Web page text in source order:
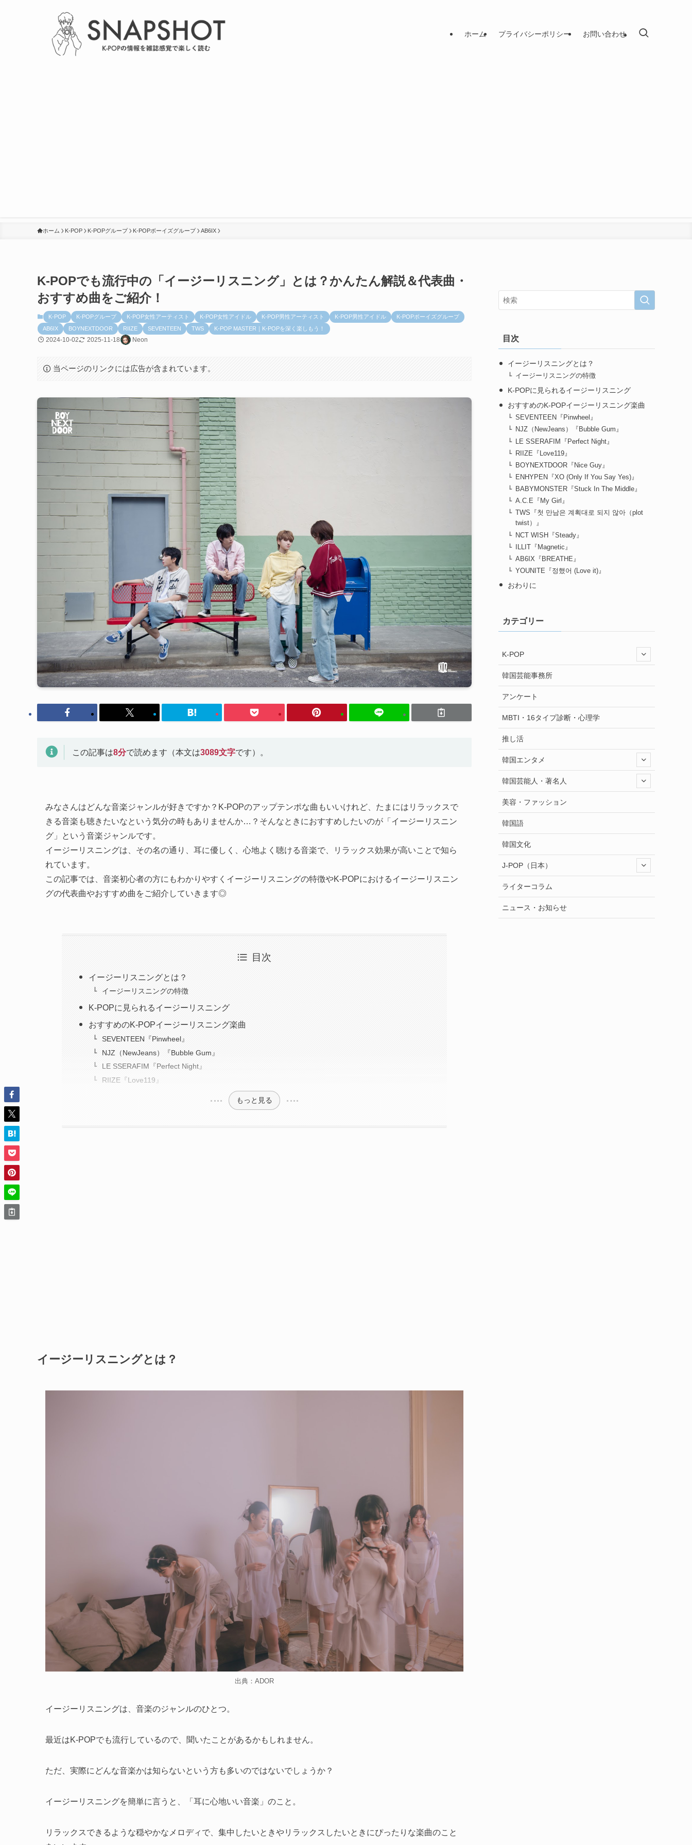
ホーム プライバシーポリシー お問い合わせ
ホーム K-POP K-POPグループ K-POPボーイズグループ AB6IX
K-POPでも流行中の「イージーリスニング」とは？かんたん解説＆代表曲・
おすすめ曲をご紹介！
K-POP K-POPグループ K-POP女性アーティスト K-POP女性アイドル K-POP男性アーティスト K-POP男性アイドル
K-POPボーイズグループ
AB6IX
BOYNEXTDOOR RIIZE SEVENTEEN TWS K-POP MASTER｜K-POPを深く楽しもう！
2024-10-02 2025-11-18 Neon
当ページのリンクには広告が含まれています。
この記事は8分で読めます（本文は3089文字です）。
みなさんはどんな音楽ジャンルが好きですか？K-POPのアップテンポな曲もいいけれど、たまにはリラックスで
きる音楽も聴きたいなという気分の時もありませんか…？そんなときにおすすめしたいのが「イージーリスニン
グ」という音楽ジャンルです。
イージーリスニングは、その名の通り、耳に優しく、心地よく聴ける音楽で、リラックス効果が高いことで知ら
れています。
この記事では、音楽初心者の方にもわかりやすくイージーリスニングの特徴やK-POPにおけるイージーリスニン
グの代表曲やおすすめ曲をご紹介していきます◎
目次
イージーリスニングとは？
イージーリスニングの特徴
K-POPに見られるイージーリスニング
おすすめのK-POPイージーリスニング楽曲
SEVENTEEN『Pinwheel』
NJZ（NewJeans）『Bubble Gum』
LE SSERAFIM『Perfect Night』
RIIZE『Love119』
もっと見る
イージーリスニングとは？
出典：ADOR
イージーリスニングは、音楽のジャンルのひとつ。
最近はK-POPでも流行しているので、聞いたことがあるかもしれません。
ただ、実際にどんな音楽かは知らないという方も多いのではないでしょうか？
イージーリスニングを簡単に言うと、「耳に心地いい音楽」のこと。
リラックスできるような穏やかなメロディで、集中したいときやリラックスしたいときにぴったりな楽曲のこと
目次
イージーリスニングとは？
イージーリスニングの特徴
K-POPに見られるイージーリスニング
おすすめのK-POPイージーリスニング楽曲
SEVENTEEN『Pinwheel』
NJZ（NewJeans）『Bubble Gum』
LE SSERAFIM『Perfect Night』
RIIZE『Love119』
BOYNEXTDOOR『Nice Guy』
ENHYPEN『XO (Only If You Say Yes)』
BABYMONSTER『Stuck In The Middle』
A.C.E『My Girl』
TWS『첫 만남은 계획대로 되지 않아（plot
twist）』
NCT WISH『Steady』
ILLIT『Magnetic』
AB6IX『BREATHE』
YOUNITE『정했어 (Love it)』
おわりに
カテゴリー
K-POP
韓国芸能事務所
アンケート
MBTI・16タイプ診断・心理学
推し活
韓国エンタメ
韓国芸能人・著名人
美容・ファッション
韓国語
韓国文化
J-POP（日本）
ライターコラム
ニュース・お知らせ